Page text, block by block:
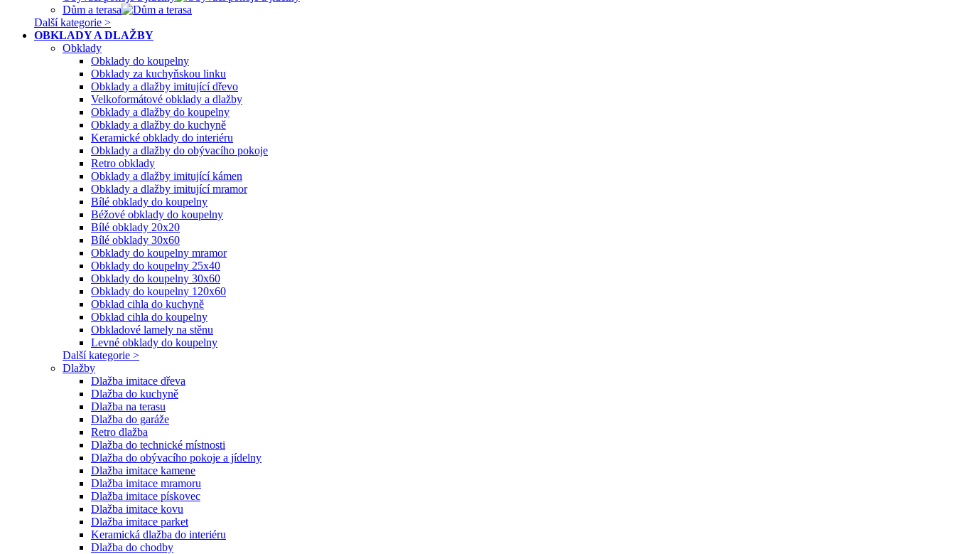
Dům a terasa
Další kategorie >
OBKLADY A DLAŽBY
Obklady
Obklady do koupelny
Obklady za kuchyňskou linku
Obklady a dlažby imitující dřevo
Velkoformátové obklady a dlažby
Obklady a dlažby do koupelny
Obklady a dlažby do kuchyně
Keramické obklady do interiéru
Obklady a dlažby do obývacího pokoje
Retro obklady
Obklady a dlažby imitující kámen
Obklady a dlažby imitující mramor
Bílé obklady do koupelny
Béžové obklady do koupelny
Bílé obklady 20x20
Bílé obklady 30x60
Obklady do koupelny mramor
Obklady do koupelny 25x40
Obklady do koupelny 30x60
Obklady do koupelny 120x60
Obklad cihla do kuchyně
Obklad cihla do koupelny
Obkladové lamely na stěnu
Levné obklady do koupelny
Další kategorie >
Dlažby
Dlažba imitace dřeva
Dlažba do kuchyně
Dlažba na terasu
Dlažba do garáže
Retro dlažba
Dlažba do technické místnosti
Dlažba do obývacího pokoje a jídelny
Dlažba imitace kamene
Dlažba imitace mramoru
Dlažba imitace pískovec
Dlažba imitace kovu
Dlažba imitace parket
Keramická dlažba do interiéru
Dlažba do chodby